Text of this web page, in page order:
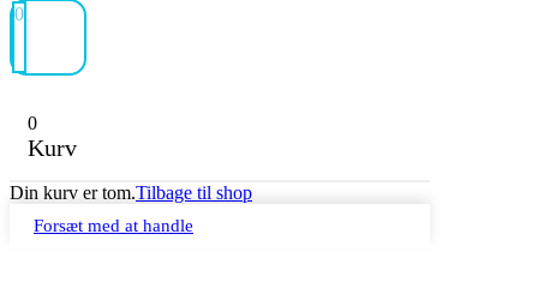
0
0
Kurv
Din kurv er tom.Tilbage til shop
Forsæt med at handle